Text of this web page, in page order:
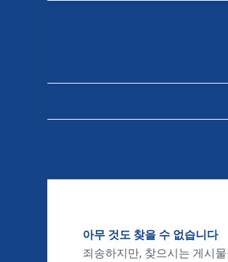
아무 것도 찾을 수 없습니다
죄송하지만, 찾으시는 게시